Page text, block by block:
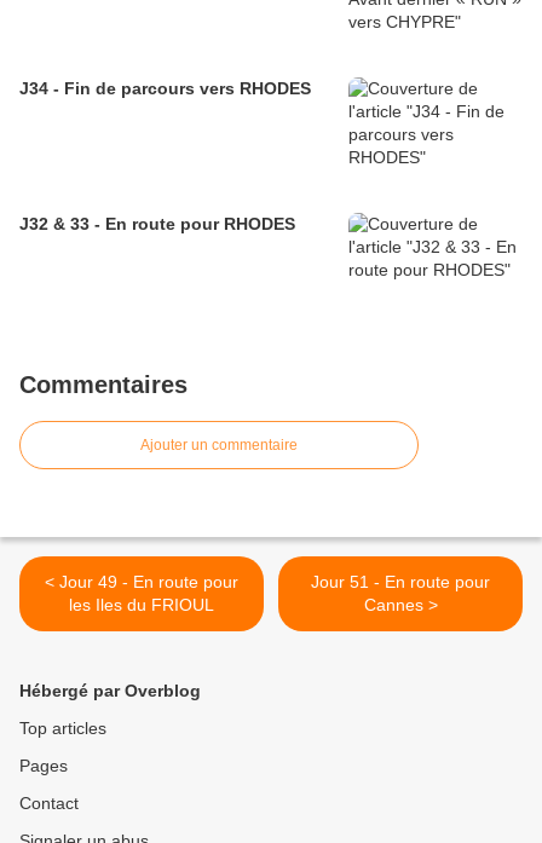
J34 - Fin de parcours vers RHODES
J32 & 33 - En route pour RHODES
Commentaires
Ajouter un commentaire
< Jour 49 - En route pour
les Iles du FRIOUL
Jour 51 - En route pour
Cannes >
Hébergé par Overblog
Top articles
Pages
Contact